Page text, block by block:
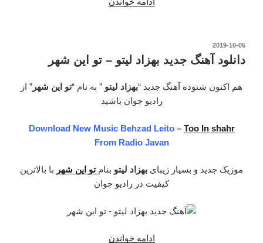
لیتو
–
جین”
نوشته‌شده
2019-10-05
دانلود آهنگ جدید بهزاد لیتو – تو این شهر
هم اکنون شنوده آهنگ جدید “بهزاد لیتو ” به نام “تو این شهر ” از
رادیو جوان باشید
Download New Music Behzad Leito – Too In shahr
From Radio Javan
موزیک جدید و بسیار زیبای بهزاد لیتو بنام تو این شهر با بالاترین
کیفیت در رادیو جوان
ادامه خواندن